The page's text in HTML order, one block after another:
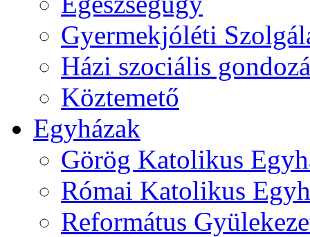
Gyermekjóléti
Házi szociális
Köztemető
Egyházak
Görög Katolikus
Római Katolikus
Református